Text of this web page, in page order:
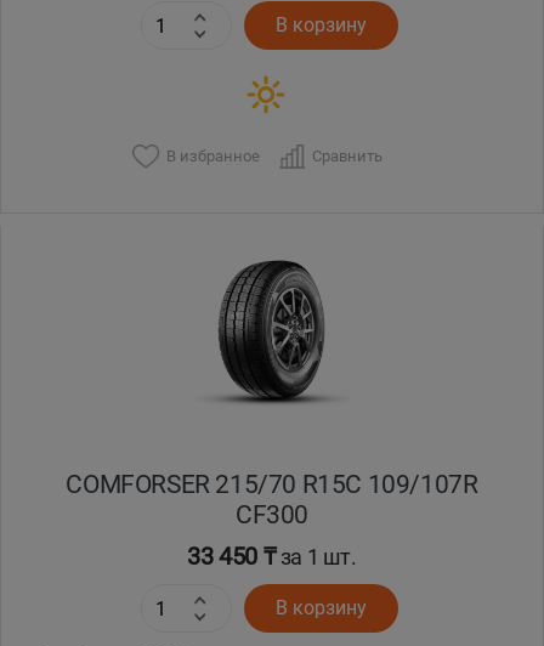
В корзину
В избранное Сравнить
COMFORSER 215/70 R15C 109/107R
CF300
33 450 ₸за 1 шт.
В корзину